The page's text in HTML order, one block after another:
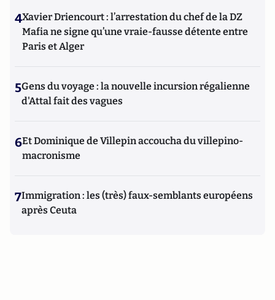
4Xavier Driencourt : l’arrestation du chef de la DZ
Mafia ne signe qu’une vraie-fausse détente entre
Paris et Alger
5Gens du voyage : la nouvelle incursion régalienne
d'Attal fait des vagues
6Et Dominique de Villepin accoucha du villepino-
macronisme
7Immigration : les (très) faux-semblants européens
après Ceuta